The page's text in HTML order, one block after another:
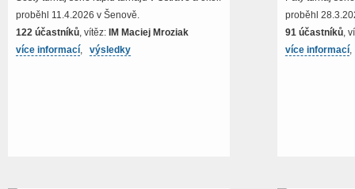
proběhl 11.4.2026 v Šenově.
122 účastníků, vítěz: IM Maciej Mroziak
více informací, výsledky
proběhl
91 účastníků,
více informací